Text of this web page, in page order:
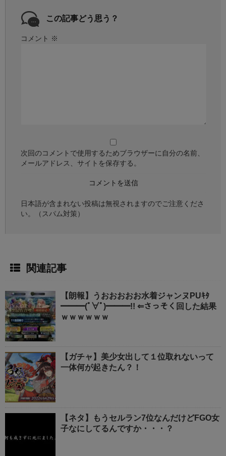
この記事どう思う？
コメント ※
次回のコメントで使用するためブラウザーに自分の名前、
メールアドレス、サイトを保存する。
日本語が含まれない投稿は無視されますのでご注意くださ
い。（スパム対策）
関連記事
【朗報】うおおおおお水着ジャンヌPUｷﾀ
━━━(ﾟ∀ﾟ)━━━!! ⇐さっそく回した結果
ｗｗｗｗｗｗ
【ガチャ】美少女出して１位取れないって
一体何が起きたん？！
【ネタ】もうセルラン7位なんだけどFGO女
子なにしてるんですか・・・？